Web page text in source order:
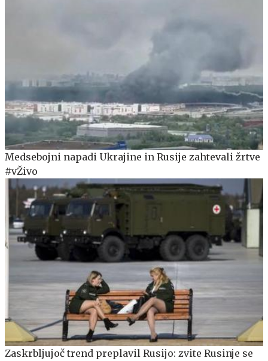
Medsebojni napadi Ukrajine in Rusije zahtevali žrtve
#vŽivo
Zaskrbljujoč trend preplavil Rusijo: zvite Rusinje se